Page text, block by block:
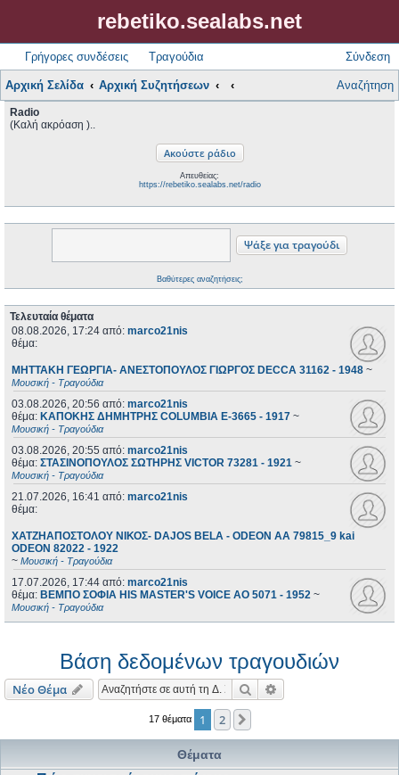
rebetiko.sealabs.net
Γρήγορες συνδέσεις Τραγούδια Σύνδεση
Αρχική Σελίδα Αρχική Συζητήσεων Αναζήτηση
Radio
(Καλή ακρόαση )..
Απευθείας:
https://rebetiko.sealabs.net/radio
Βαθύτερες αναζητήσεις;
Τελευταία θέματα
08.08.2026, 17:24 από: marco21nis
θέμα:
ΜΗΤΤΑΚΗ ΓΕΩΡΓΙΑ- ΑΝΕΣΤΟΠΟΥΛΟΣ ΓΙΩΡΓΟΣ DECCA 31162 - 1948 ~
Μουσική - Τραγούδια
03.08.2026, 20:56 από: marco21nis
θέμα: ΚΑΠΟΚΗΣ ΔΗΜΗΤΡΗΣ COLUMBIA E-3665 - 1917 ~
Μουσική - Τραγούδια
03.08.2026, 20:55 από: marco21nis
θέμα: ΣΤΑΣΙΝΟΠΟΥΛΟΣ ΣΩΤΗΡΗΣ VICTOR 73281 - 1921 ~
Μουσική - Τραγούδια
21.07.2026, 16:41 από: marco21nis
θέμα:
ΧΑΤΖΗΑΠΟΣΤΟΛΟΥ ΝΙΚΟΣ- DAJOS BELA - ODEON AA 79815_9 kai
ODEON 82022 - 1922
~ Μουσική - Τραγούδια
17.07.2026, 17:44 από: marco21nis
θέμα: ΒΕΜΠΟ ΣΟΦΙΑ HIS MASTER'S VOICE AO 5071 - 1952 ~
Μουσική - Τραγούδια
Βάση δεδομένων τραγουδιών
Νέο Θέμα Αναζήτηση
17 θέματα 1 2
Θέματα